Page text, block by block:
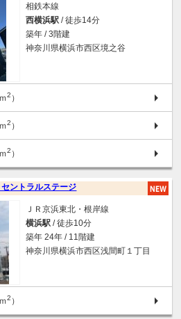
相鉄本線
西横浜駅 / 徒歩14分
築年 / 3階建
神奈川県横浜市西区境之谷
2 ）
2 ）
2 ）
ントラルステージ
ＪＲ京浜東北・根岸線
横浜駅 / 徒歩10分
築年 24年 / 11階建
神奈川県横浜市西区浅間町１丁目
2 ）